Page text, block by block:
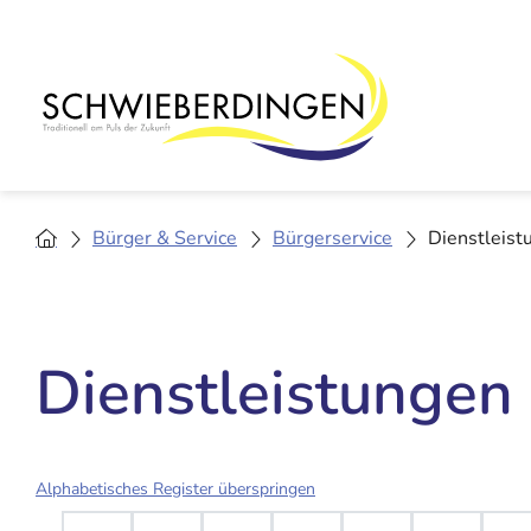
Bürger & Service Bürgerservice
Dienstleistungen
Alphabetisches Register überspringen